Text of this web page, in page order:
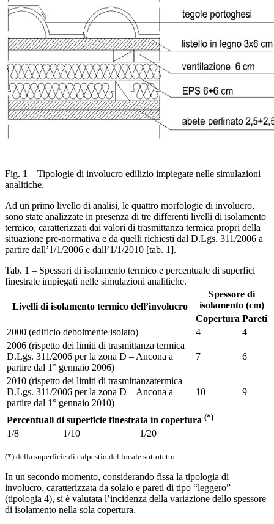
Fig. 1 – Tipologie di involucro edilizio impiegate nelle simulazioni
analitiche.
Ad un primo livello di analisi, le quattro morfologie di involucro,
sono state analizzate in presenza di tre differenti livelli di isolamento
termico, caratterizzati dai valori di trasmittanza termica propri della
situazione pre-normativa e da quelli richiesti dal D.Lgs. 311/2006 a
partire dall’1/1/2006 e dall’1/1/2010 [tab. 1].
Tab. 1 – Spessori di isolamento termico e percentuale di superfici
finestrate impiegati nelle simulazioni analitiche.
Livelli di isolamento termico dell’involucro
Spessore di
isolamento (cm)
Copertura Pareti
2000 (edificio debolmente isolato)
4
4
2006 (rispetto dei limiti di trasmittanza termica
D.Lgs. 311/2006 per la zona D – Ancona a
partire dal 1° gennaio 2006)
7 6
2010 (rispetto dei limiti di trasmittanzatermica
D.Lgs. 311/2006 per la zona D – Ancona a
partire dal 1° gennaio 2010)
10 9
Percentuali di superficie finestrata in copertura (*)
1/8 1/10 1/20
(*) della superficie di calpestio del locale sottotetto
In un secondo momento, considerando fissa la tipologia di
involucro, caratterizzata da solaio e pareti di tipo “leggero”
(tipologia 4), si è valutata l’incidenza della variazione dello spessore
di isolamento nella sola copertura.